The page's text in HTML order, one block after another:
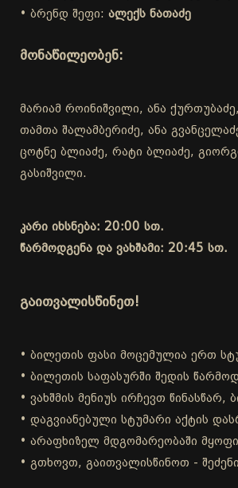
• ბრენდ შეფი: ალექს ნათაძე
მონაწილეობენ:
მარიამ როინიშვილი, ანა
თამთა შალამბერიძე, ანა
ცოტნე ბლიაძე, რატი ბლიაძე,
გასიშვილი.
კარი იხსნება: 20:00 სთ.
წარმოდგენა და ვახშამი: 20:45 სთ.
გაითვალისწინეთ!
• ბილეთის ფასი მოცემულია ერთ
• ბილეთის საფასურში შედის
• ვახშმის მენიუს ირჩევთ
• დაგვიანებული სტუმარი აქტის
• არაფხიზელ მდგომარეობაში
• გთხოვთ, გაითვალისწინოთ -